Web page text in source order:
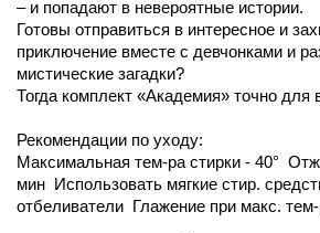
– и попадают в невероятные истории.
Готовы отправиться в интересное и
приключение вместе с девчонками и
мистические загадки?
Тогда комплект «Академия» точно для
Рекомендации по уходу:
Максимальная тем-ра стирки - 40°
мин Использовать мягкие стир.
отбеливатели Глажение при макс.